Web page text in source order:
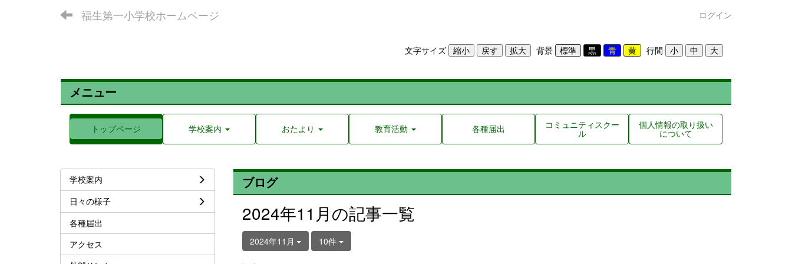
福生第一小学校ホームページ ログイン
文字サイズ 背景 行間
メニュー
トップページ 学校案内 おたより 教育活動 各種届出 コミュニティスクー
ル
個人情報の取り扱い
について
ブログ
2024年11月の記事一覧
2024年11月 10件
学校案内
日々の様子
各種届出
アクセス